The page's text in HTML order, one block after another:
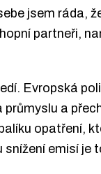
jsem ráda,
partneři,
Evropská
a
opatření,
emisí je